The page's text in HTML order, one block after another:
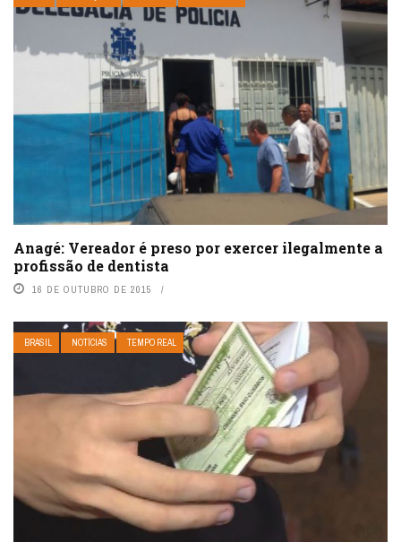
Anagé: Vereador é preso por exercer ilegalmente a
profissão de dentista
16 DE OUTUBRO DE 2015
BRASIL NOTÍCIAS TEMPO REAL